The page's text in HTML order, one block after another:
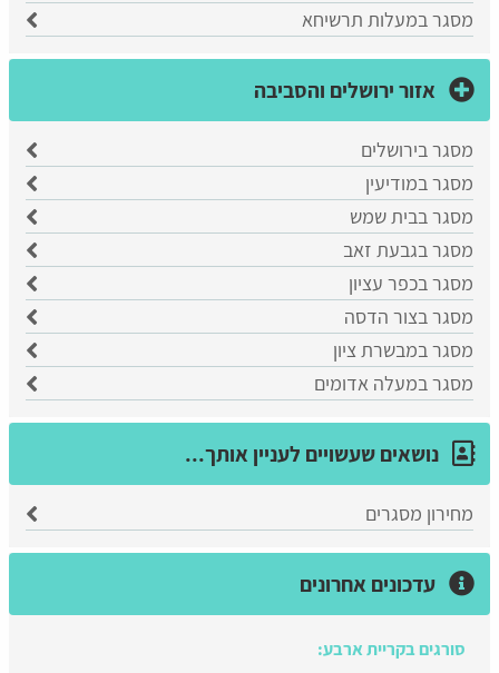
מסגר במעלות תרשיחא
אזור ירושלים והסביבה
מסגר בירושלים
מסגר במודיעין
מסגר בבית שמש
מסגר בגבעת זאב
מסגר בכפר עציון
מסגר בצור הדסה
מסגר במבשרת ציון
מסגר במעלה אדומים
נושאים שעשויים לעניין אותך...
מחירון מסגרים
עדכונים אחרונים
סורגים בקריית ארבע:
עודכן לאחרונה:02/08/2026, בשעה 09:44
סורגים בנוף הגליל: